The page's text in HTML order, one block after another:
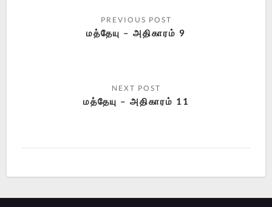
மத்தேயு – அதிகாரம் 9
மத்தேயு – அதிகாரம் 11